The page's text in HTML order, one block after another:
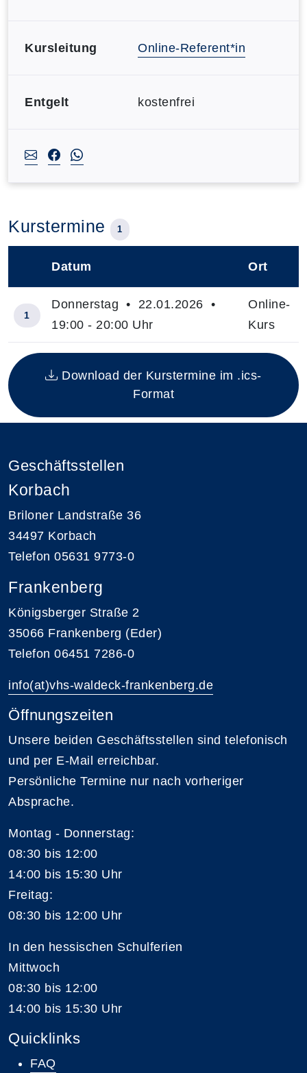
Kursleitung Online-Referent*in
Entgelt kostenfrei
Kurstermine 1
Insgesamt gibt es 1 Termine zum diesen Kurs
Datum Ort
1
Donnerstag • 22.01.2026 •
19:00 - 20:00 Uhr
Online-
Kurs
Download der Kurstermine im .ics-
Format
Geschäftsstellen
Korbach
Briloner Landstraße 36
34497 Korbach
Telefon 05631 9773-0
Frankenberg
Königsberger Straße 2
35066 Frankenberg (Eder)
Telefon 06451 7286-0
info(at)vhs-waldeck-frankenberg.de
Öffnungszeiten
Unsere beiden Geschäftsstellen sind telefonisch
und per E-Mail erreichbar.
Persönliche Termine nur nach vorheriger
Absprache.
Montag - Donnerstag:
08:30 bis 12:00
14:00 bis 15:30 Uhr
Freitag:
08:30 bis 12:00 Uhr
In den hessischen Schulferien
Mittwoch
08:30 bis 12:00
14:00 bis 15:30 Uhr
Quicklinks
FAQ